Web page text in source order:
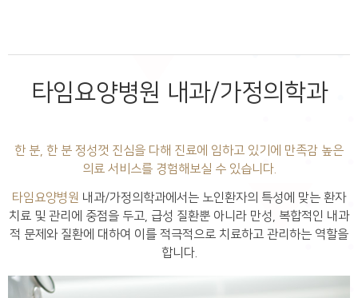
타임요양병원 내과/가정의학과
한 분, 한 분 정성껏 진심을 다해 진료에 임하고 있기에 만족감 높은
의료 서비스를 경험해보실 수 있습니다.
타임요양병원 내과/가정의학과에서는 노인환자의 특성에 맞는 환자
치료 및 관리에 중점을 두고, 급성 질환뿐 아니라 만성, 복합적인 내과
적 문제와 질환에 대하여 이를 적극적으로 치료하고 관리하는 역할을
합니다.